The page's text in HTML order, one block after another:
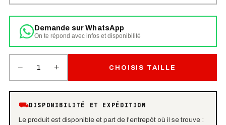
Demande sur WhatsApp
On te répond avec infos et disponibilité
− 1 + CHOISIS TAILLE
⛟DISPONIBILITÉ ET EXPÉDITION
Le produit est disponible et part de l'entrepôt où il se trouve :